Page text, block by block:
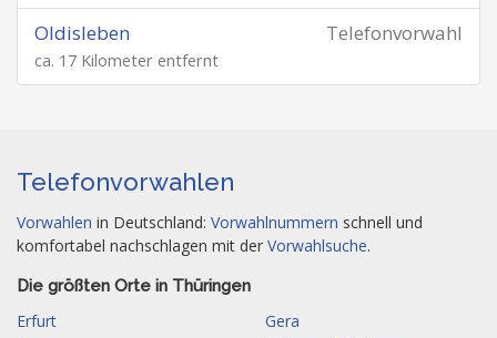
Telefonvorwahl
Oldisleben
ca. 17 Kilometer entfernt
Telefonvorwahlen
Vorwahlen in Deutschland: Vorwahlnummern schnell und
komfortabel nachschlagen mit der Vorwahlsuche.
Die größten Orte in Thüringen
Erfurt
Gera